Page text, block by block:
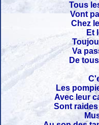
Tous
Vont
Chez
Et
Va
De
Les
Avec leur
Sont